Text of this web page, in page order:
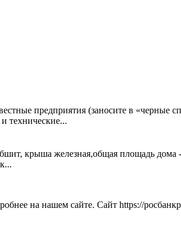
предприятия (заносите в «черные
технические...
крыша железная,общая площадь
на нашем сайте. Сайт https://